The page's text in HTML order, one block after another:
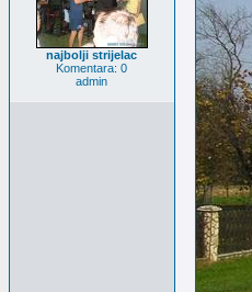
najbolji strijelac
Komentara: 0
admin